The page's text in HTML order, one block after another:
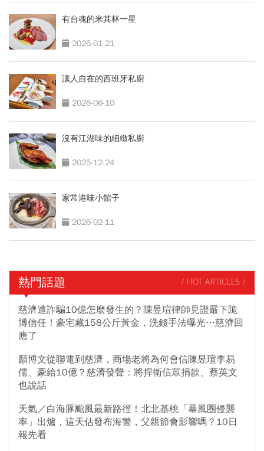
有台魂的米其林一星
2026-01-21
讓人自在的西班牙私廚
2026-06-10
沒有江湖味的細緻私廚
2025-12-24
家常港味小館子
2026-02-11
熱門話題 / HOT ARTICLES /
慈濟遭詐騙10億怎麼發生的？陳昱瑄律師見證嚴下跪
博信任！豪宅藏158公斤黃金，洗錢手法曝光…慈濟回
應了
顏博文從聯電到慈濟，商場老將為何會信陳昱瑄李易
儒、豪給10億？慈濟發聲：將捍衛信眾捐款、蔡英文
也說話
天氣／白海豚颱風最新路徑！北北基桃「暴風圈侵襲
率」出爐，這天估發布海警，父親節會影響嗎？10日
報先看